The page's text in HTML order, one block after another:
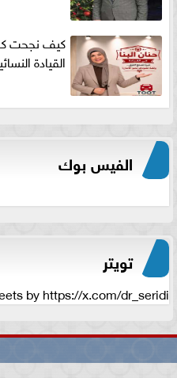
كيف نجحت
القيادة
الفيس بوك
تويتر
by https://x.com/dr_seridi